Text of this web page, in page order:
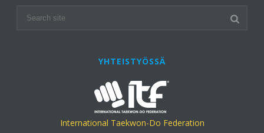
YHTEISTYÖSSÄ
International Taekwon-Do Federation